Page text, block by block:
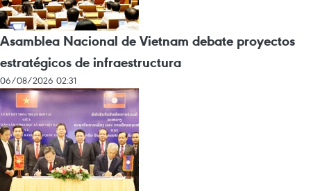
Asamblea Nacional de Vietnam debate proyectos
estratégicos de infraestructura
06/08/2026 02:31